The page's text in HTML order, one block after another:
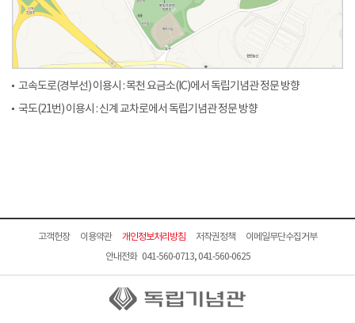
고속도로(경부선) 이용시 : 목천 요금소(IC)에서 독립기념관 정문 방향
국도(21번) 이용시 : 신계 교차로에서 독립기념관 정문 방향
고객헌장 이용약관 개인정보처리방침 저작권정책
이메일무단수집거부
안내전화 041-560-0713, 041-560-0625